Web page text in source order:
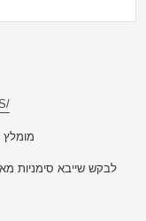
לבקש שייבא סימניות